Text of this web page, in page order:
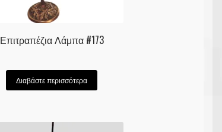
Επιτραπέζια Λάμπα #173
Διαβάστε περισσότερα